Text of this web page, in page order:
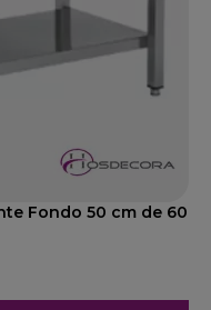
Fondo 50 cm de 60